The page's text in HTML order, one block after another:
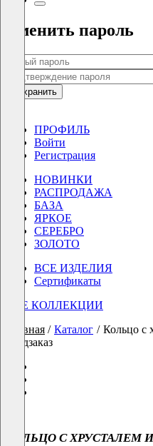
Сменить пароль
Сохранить
ПРОФИЛЬ
Войти
Регистрация
НОВИНКИ
РАСПРОДАЖА
БАЗА
ЯРКОЕ
СЕРЕБРО
ЗОЛОТО
ВСЕ ИЗДЕЛИЯ
Сертификаты
ВСЕ КОЛЛЕКЦИИ
Главная / Каталог / Кольцо с
предзаказ
КОЛЬЦО С